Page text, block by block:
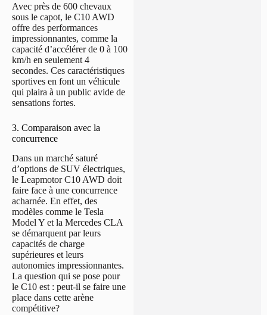
Avec près de 600 chevaux
sous le capot, le C10 AWD
offre des performances
impressionnantes, comme la
capacité d’accélérer de 0 à 100
km/h en seulement 4
secondes. Ces caractéristiques
sportives en font un véhicule
qui plaira à un public avide de
sensations fortes.
3. Comparaison avec la
concurrence
Dans un marché saturé
d’options de SUV électriques,
le Leapmotor C10 AWD doit
faire face à une concurrence
acharnée. En effet, des
modèles comme le Tesla
Model Y et la Mercedes CLA
se démarquent par leurs
capacités de charge
supérieures et leurs
autonomies impressionnantes.
La question qui se pose pour
le C10 est : peut-il se faire une
place dans cette arène
compétitive?